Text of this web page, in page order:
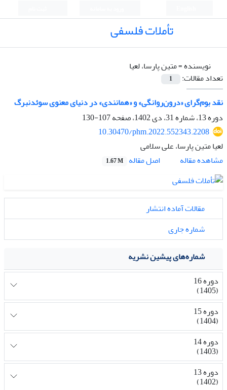
تأملات فلسفی
نویسنده =متین پارسا، لعیا
تعداد مقالات:
1
نقد بوم‌گرای «درون‌‌روانگی» و «همانندی» در دنیای معنوی سوئدنبرگ
دوره 13، شماره 31، دی 1402، صفحه
107-130
10.30470/phm.2022.552343.2208
لعیا متین پارسا، علی سلامی
مشاهده مقاله
اصل مقاله 1.67 M
مقالات آماده انتشار
شماره جاری
شماره‌های پیشین نشریه
دوره 16
(1405)
دوره 15
(1404)
دوره 14
(1403)
دوره 13
(1402)